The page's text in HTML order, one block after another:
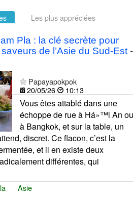
Les plus appréciées
Pla : la clé secrète pour
de l’Asie du Sud-Est -
Papayapokpok
20/05/26
10:13
Vous êtes attablé dans une
échoppe de rue à Há»™i An ou
à Bangkok, et sur la table, un
discret. Ce flacon, c’est la
et il en existe deux
différentes, qui
Asie